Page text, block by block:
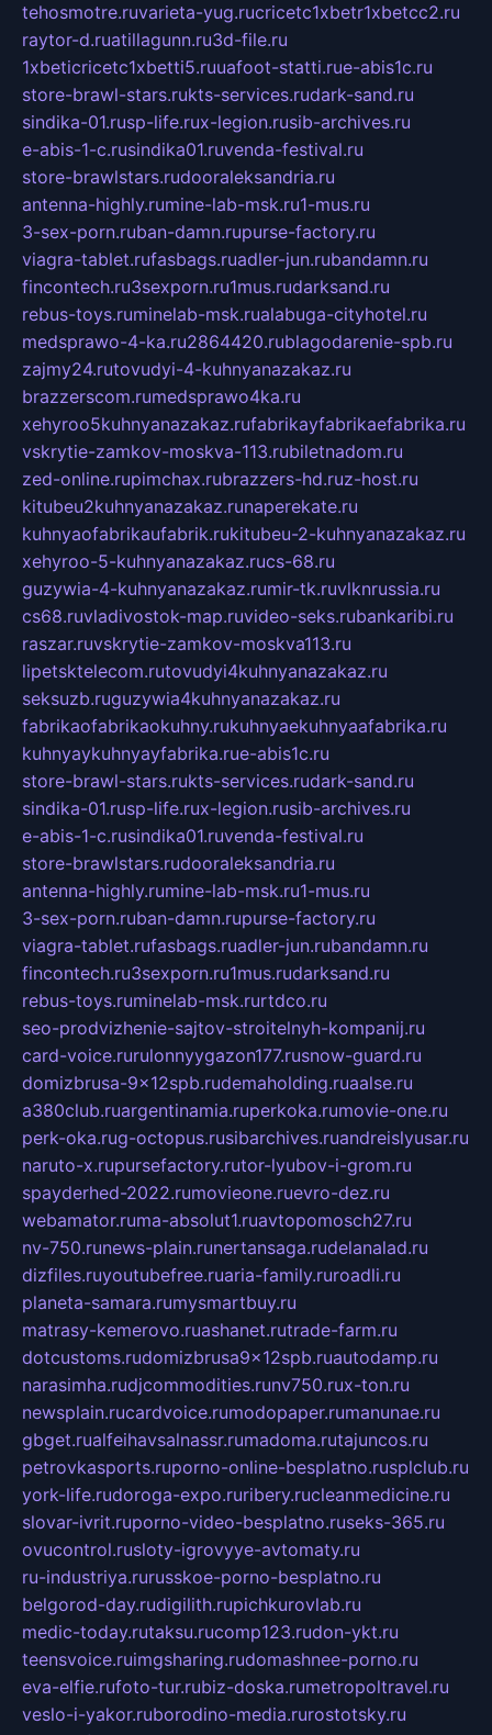
tehosmotre.ruvarieta-yug.rucricetc1xbetr1xbetcc2.ru
raytor-d.ruatillagunn.ru3d-file.ru
1xbeticricetc1xbetti5.ruuafoot-statti.rue-abis1c.ru
store-brawl-stars.rukts-services.rudark-sand.ru
sindika-01.rusp-life.rux-legion.rusib-archives.ru
e-abis-1-c.rusindika01.ruvenda-festival.ru
store-brawlstars.rudooraleksandria.ru
antenna-highly.rumine-lab-msk.ru1-mus.ru
3-sex-porn.ruban-damn.rupurse-factory.ru
viagra-tablet.rufasbags.ruadler-jun.rubandamn.ru
fincontech.ru3sexporn.ru1mus.rudarksand.ru
rebus-toys.ruminelab-msk.rualabuga-cityhotel.ru
medsprawo-4-ka.ru2864420.rublagodarenie-spb.ru
zajmy24.rutovudyi-4-kuhnyanazakaz.ru
brazzerscom.rumedsprawo4ka.ru
xehyroo5kuhnyanazakaz.rufabrikayfabrikaefabrika.ru
vskrytie-zamkov-moskva-113.rubiletnadom.ru
zed-online.rupimchax.rubrazzers-hd.ruz-host.ru
kitubeu2kuhnyanazakaz.runaperekate.ru
kuhnyaofabrikaufabrik.rukitubeu-2-kuhnyanazakaz.ru
xehyroo-5-kuhnyanazakaz.rucs-68.ru
guzywia-4-kuhnyanazakaz.rumir-tk.ruvlknrussia.ru
cs68.ruvladivostok-map.ruvideo-seks.rubankaribi.ru
raszar.ruvskrytie-zamkov-moskva113.ru
lipetsktelecom.rutovudyi4kuhnyanazakaz.ru
seksuzb.ruguzywia4kuhnyanazakaz.ru
fabrikaofabrikaokuhny.rukuhnyaekuhnyaafabrika.ru
kuhnyaykuhnyayfabrika.rue-abis1c.ru
store-brawl-stars.rukts-services.rudark-sand.ru
sindika-01.rusp-life.rux-legion.rusib-archives.ru
e-abis-1-c.rusindika01.ruvenda-festival.ru
store-brawlstars.rudooraleksandria.ru
antenna-highly.rumine-lab-msk.ru1-mus.ru
3-sex-porn.ruban-damn.rupurse-factory.ru
viagra-tablet.rufasbags.ruadler-jun.rubandamn.ru
fincontech.ru3sexporn.ru1mus.rudarksand.ru
rebus-toys.ruminelab-msk.rurtdco.ru
seo-prodvizhenie-sajtov-stroitelnyh-kompanij.ru
card-voice.rurulonnyygazon177.rusnow-guard.ru
domizbrusa-9x12spb.rudemaholding.ruaalse.ru
a380club.ruargentinamia.ruperkoka.rumovie-one.ru
perk-oka.rug-octopus.rusibarchives.ruandreislyusar.ru
naruto-x.rupursefactory.rutor-lyubov-i-grom.ru
spayderhed-2022.rumovieone.ruevro-dez.ru
webamator.ruma-absolut1.ruavtopomosch27.ru
nv-750.runews-plain.runertansaga.rudelanalad.ru
dizfiles.ruyoutubefree.ruaria-family.ruroadli.ru
planeta-samara.rumysmartbuy.ru
matrasy-kemerovo.ruashanet.rutrade-farm.ru
dotcustoms.rudomizbrusa9x12spb.ruautodamp.ru
narasimha.rudjcommodities.runv750.rux-ton.ru
newsplain.rucardvoice.rumodopaper.rumanunae.ru
gbget.rualfeihavsalnassr.rumadoma.rutajuncos.ru
petrovkasports.ruporno-online-besplatno.rusplclub.ru
york-life.rudoroga-expo.ruribery.rucleanmedicine.ru
slovar-ivrit.ruporno-video-besplatno.ruseks-365.ru
ovucontrol.rusloty-igrovyye-avtomaty.ru
ru-industriya.rurusskoe-porno-besplatno.ru
belgorod-day.rudigilith.rupichkurovlab.ru
medic-today.rutaksu.rucomp123.rudon-ykt.ru
teensvoice.ruimgsharing.rudomashnee-porno.ru
eva-elfie.rufoto-tur.rubiz-doska.rumetropoltravel.ru
veslo-i-yakor.ruborodino-media.rurostotsky.ru